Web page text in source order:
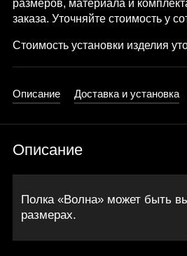
размеров, материала и
заказа. Уточняйте стоимость у
Стоимость установки изделия
Описание Доставка и установка
Описание
Полка «Волна» может быть
размерах.